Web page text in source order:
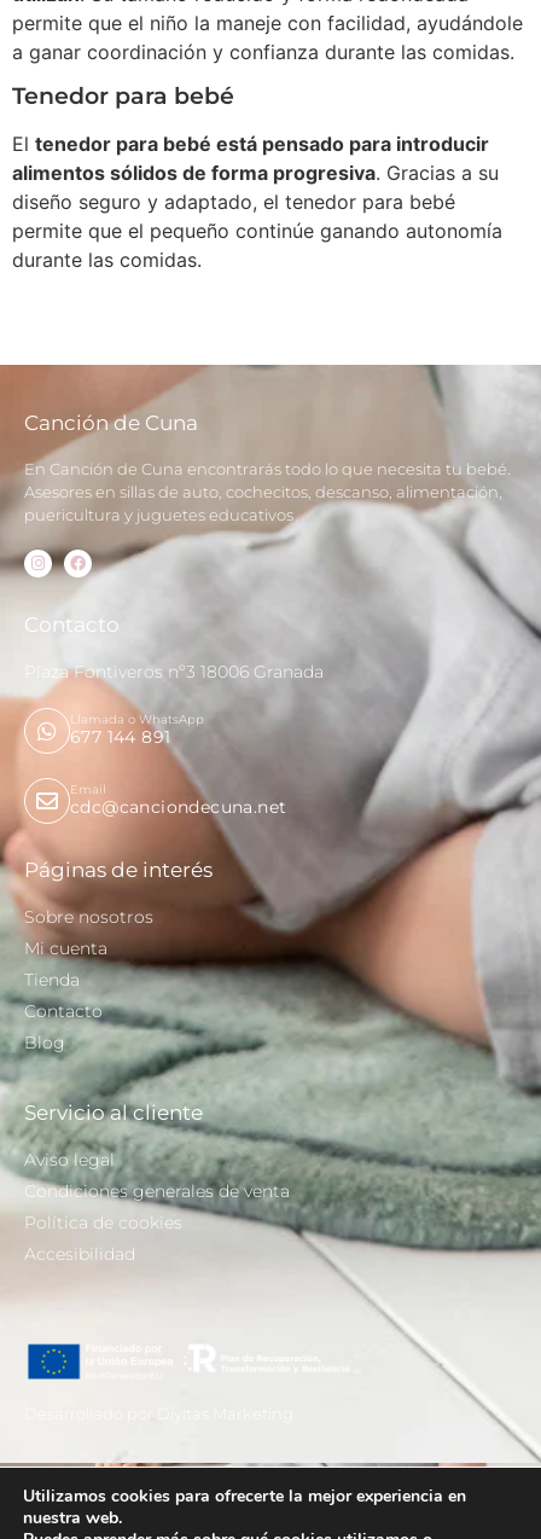
permite que el niño la maneje con facilidad, ayudándole
a ganar coordinación y confianza durante las comidas.
Tenedor para bebé
El tenedor para bebé está pensado para introducir
alimentos sólidos de forma progresiva. Gracias a su
diseño seguro y adaptado, el tenedor para bebé
permite que el pequeño continúe ganando autonomía
durante las comidas.
Canción de Cuna
En Canción de Cuna encontrarás todo lo que necesita tu bebé.
Asesores en sillas de auto, cochecitos, descanso, alimentación,
puericultura y juguetes educativos
Contacto
Plaza Fontiveros nº3 18006 Granada
Llamada o WhatsApp
677 144 891
Email
cdc@canciondecuna.net
Páginas de interés
Sobre nosotros
Mi cuenta
Tienda
Contacto
Blog
Servicio al cliente
Aviso legal
Condiciones generales de venta
Política de cookies
Accesibilidad
Utilizamos cookies para ofrecerte la mejor experiencia en
nuestra web.